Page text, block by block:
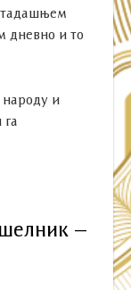
тадашњем
дневно и то
народу и
га
–